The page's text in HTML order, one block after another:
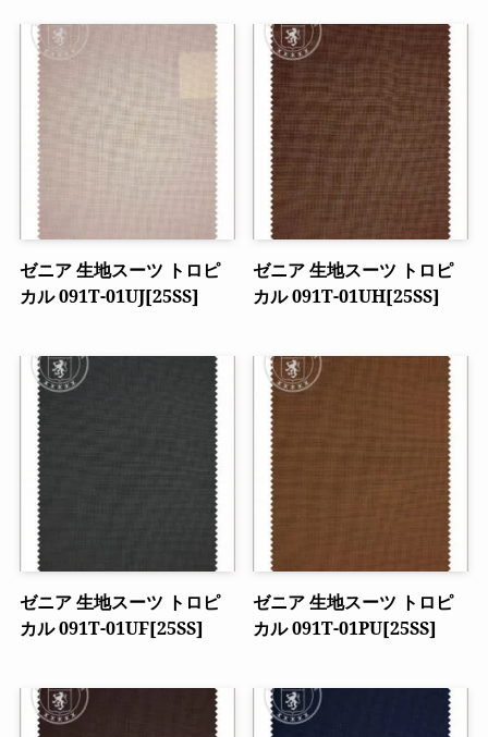
ゼニア 生地スーツ トロピ
カル 091T-01UJ[25SS]
ゼニア 生地スーツ トロピ
カル 091T-01UH[25SS]
ゼニア 生地スーツ トロピ
カル 091T-01UF[25SS]
ゼニア 生地スーツ トロピ
カル 091T-01PU[25SS]